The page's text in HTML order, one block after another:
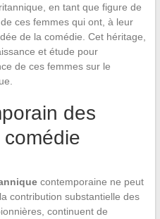
en tant que figure de
ces femmes qui ont, à leur
de la comédie. Cet héritage,
et étude pour
de ces femmes sur le
des
contemporaine ne peut
contribution substantielle des
continuent de